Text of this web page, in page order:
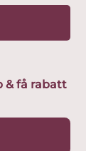
& få rabatt